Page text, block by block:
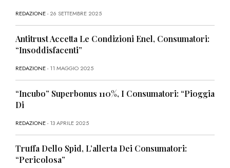
REDAZIONE- 26 SETTEMBRE 2025
Antitrust Accetta Le Condizioni Enel, Consumatori:
“Insoddisfacenti”
REDAZIONE- 11 MAGGIO 2025
“Incubo” Superbonus 110%, I Consumatori: “Pioggia
Di
REDAZIONE- 13 APRILE 2025
Truffa Dello Spid, L’allerta Dei Consumatori:
“Pericolosa”